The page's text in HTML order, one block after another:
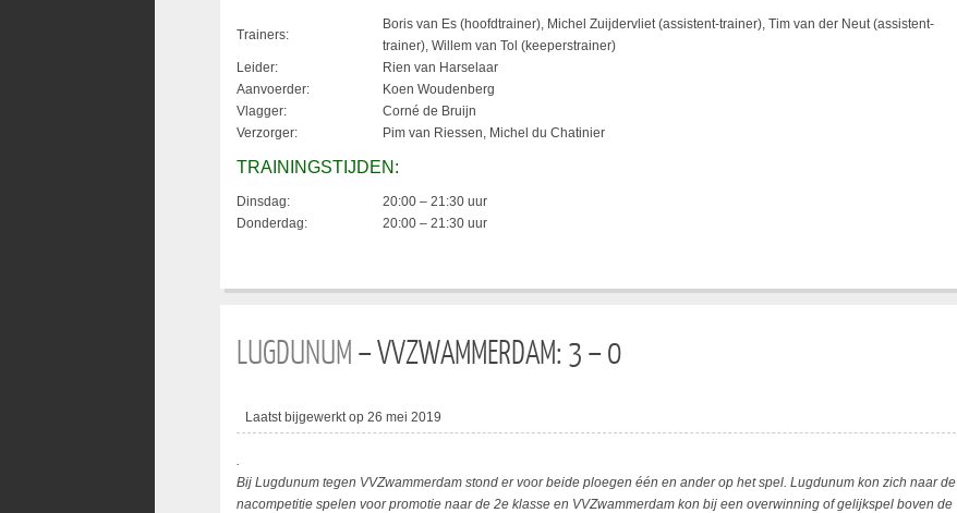
Trainers:
Boris van Es (hoofdtrainer), Michel Zuijdervliet (assistent-trainer), Tim van der Neut (assistent-
trainer), Willem van Tol (keeperstrainer)
Leider:
Rien van Harselaar
Aanvoerder:
Koen Woudenberg
Vlagger:
Corné de Bruijn
Verzorger:
Pim van Riessen, Michel du Chatinier
TRAININGSTIJDEN:
Dinsdag:
20:00 – 21:30 uur
Donderdag:
20:00 – 21:30 uur
LUGDUNUM– VVZWAMMERDAM: 3 – 0
Laatst bijgewerkt op 26 mei 2019
.
Bij Lugdunum tegen VVZwammerdam stond er voor beide ploegen één en ander op het spel. Lugdunum kon zich naar de
nacompetitie spelen voor promotie naar de 2e klasse en VVZwammerdam kon bij een overwinning of gelijkspel boven de